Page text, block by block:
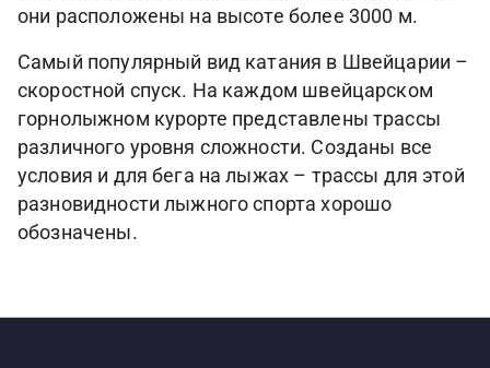
они расположены на высоте более 3000 м.
Самый популярный вид катания в Швейцарии –
скоростной спуск. На каждом швейцарском
горнолыжном курорте представлены трассы
различного уровня сложности. Созданы все
условия и для бега на лыжах – трассы для этой
разновидности лыжного спорта хорошо
обозначены.